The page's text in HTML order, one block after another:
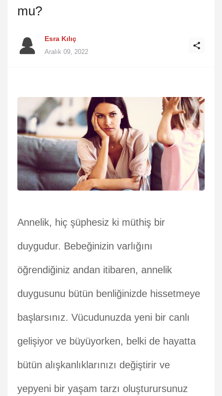
mu?
Esra Kılıç
Aralık 09, 2022
Annelik, hiç şüphesiz ki müthiş bir
duygudur. Bebeğinizin varlığını
öğrendiğiniz andan itibaren, annelik
duygusunu bütün benliğinizde hissetmeye
başlarsınız. Vücudunuzda yeni bir canlı
gelişiyor ve büyüyorken, belki de hayatta
bütün alışkanlıklarınızı değiştirir ve
yepyeni bir yaşam tarzı oluşturursunuz